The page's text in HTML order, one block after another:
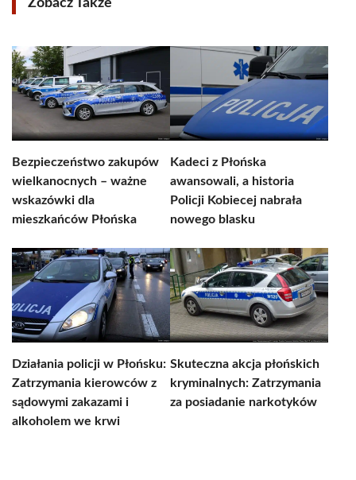
Zobacz Także
Bezpieczeństwo zakupów
wielkanocnych – ważne
wskazówki dla
mieszkańców Płońska
Kadeci z Płońska
awansowali, a historia
Policji Kobiecej nabrała
nowego blasku
Działania policji w Płońsku:
Zatrzymania kierowców z
sądowymi zakazami i
alkoholem we krwi
Skuteczna akcja płońskich
kryminalnych: Zatrzymania
za posiadanie narkotyków